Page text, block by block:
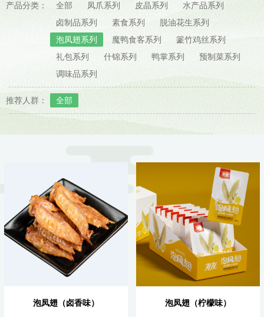
产品分类： 全部 凤爪系列 皮晶系列
水产品系列
卤制品系列
素食系列
脱油花生系列
泡凤翅系列
魔鸭食客系列
籇竹鸡丝系列
礼包系列
什锦系列 鸭掌系列
预制菜系列
调味品系列
推荐人群： 全部
泡凤翅（卤香味） 泡凤翅（柠檬味）